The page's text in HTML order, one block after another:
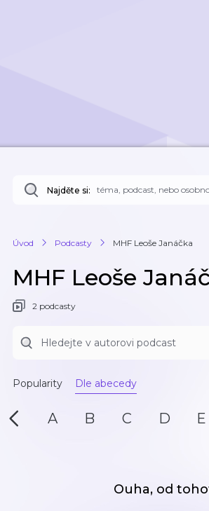
Najděte si:
Úvod Podcasty MHF Leoše Janáčka
MHF Leoše
2 podcasty
Popularity Dle abecedy
A B C D E
Ouha, od